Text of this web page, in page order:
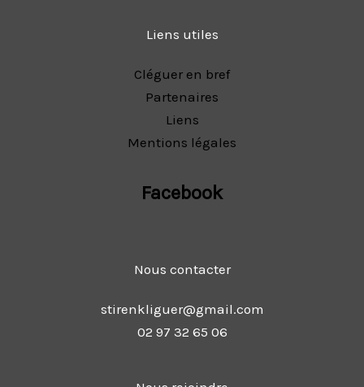
Liens utiles
Cléguer en bref
Partenaires
Liens
Mentions légales
Facebook
Nous contacter
stirenkliguer@gmail.com
02 97 32 65 06